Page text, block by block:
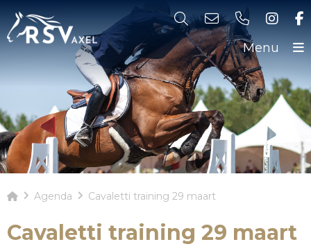
Menu
Agenda Cavaletti training 29 maart
Cavaletti training 29 maart